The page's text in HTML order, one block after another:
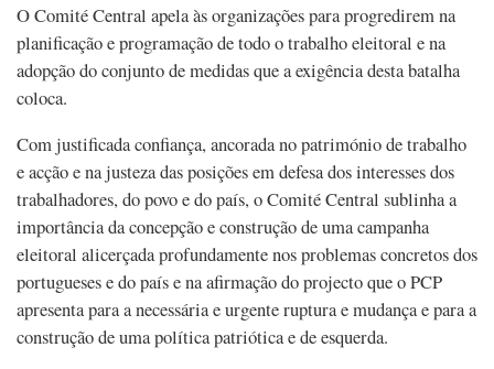
O Comité Central apela às organizações para progredirem na
planificação e programação de todo o trabalho eleitoral e na
adopção do conjunto de medidas que a exigência desta batalha
coloca.
Com justificada confiança, ancorada no património de trabalho
e acção e na justeza das posições em defesa dos interesses dos
trabalhadores, do povo e do país, o Comité Central sublinha a
importância da concepção e construção de uma campanha
eleitoral alicerçada profundamente nos problemas concretos dos
portugueses e do país e na afirmação do projecto que o PCP
apresenta para a necessária e urgente ruptura e mudança e para a
construção de uma política patriótica e de esquerda.